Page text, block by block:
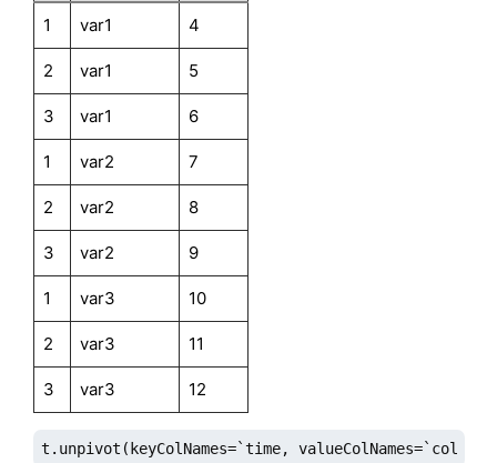
1 var1 4
2 var1 5
3 var1 6
1 var2 7
2 var2 8
3 var2 9
1 var3 10
2 var3 11
3 var3 12
t.unpivot(keyColNames=`time,